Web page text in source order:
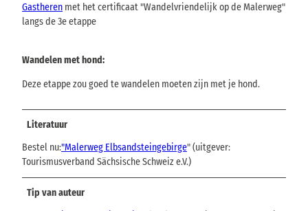
Gastheren met het certificaat "Wandelvriendelijk op de Malerweg"
langs de 3e etappe
Wandelen met hond:
Deze etappe zou goed te wandelen moeten zijn met je hond.
Literatuur
Bestel nu:"Malerweg Elbsandsteingebirge" (uitgever:
Tourismusverband Sächsische Schweiz e.V.)
Tip van auteur